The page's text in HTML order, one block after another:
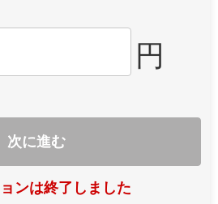
円
次に進む
ンは終了しました